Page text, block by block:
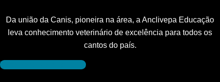
Da união da Canis, pioneira na área, a Anclivepa Educação
leva conhecimento veterinário de excelência para todos os
cantos do país.
Faça parte da Anclivepa